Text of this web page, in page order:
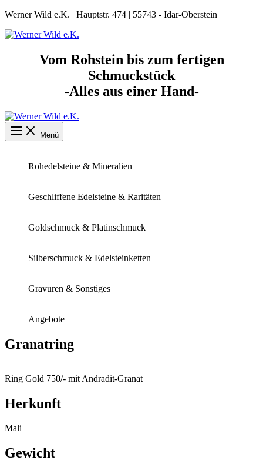
Zum
springen
Werner Wild e.K. | Hauptstr. 474 | 55743 - Idar-Oberstein
Vom Rohstein bis zum fertigen
Schmuckstück
-Alles aus einer Hand-
Menü
Rohedelsteine & Mineralien
Geschliffene Edelsteine & Raritäten
Goldschmuck & Platinschmuck
Silberschmuck & Edelsteinketten
Gravuren & Sonstiges
Angebote
Granatring
Ring Gold 750/- mit Andradit-Granat
Herkunft
Mali
Gewicht